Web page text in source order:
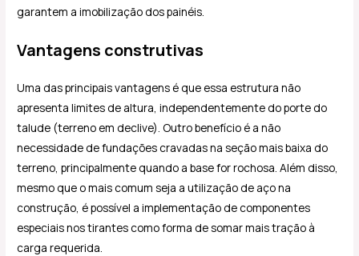
garantem a imobilização dos painéis.
Vantagens construtivas
Uma das principais vantagens é que essa estrutura não
apresenta limites de altura, independentemente do porte do
talude (terreno em declive). Outro benefício é a não
necessidade de fundações cravadas na seção mais baixa do
terreno, principalmente quando a base for rochosa. Além disso,
mesmo que o mais comum seja a utilização de aço na
construção, é possível a implementação de componentes
especiais nos tirantes como forma de somar mais tração à
carga requerida.